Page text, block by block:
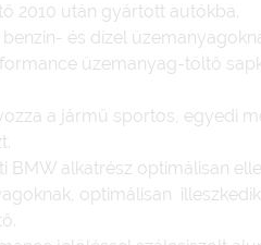
2010 után gyártott autókba.
benzin- és dízel
üzemanyag-töltő
a jármű sportos, egyedi
BMW alkatrész optimálisan
optimálisan